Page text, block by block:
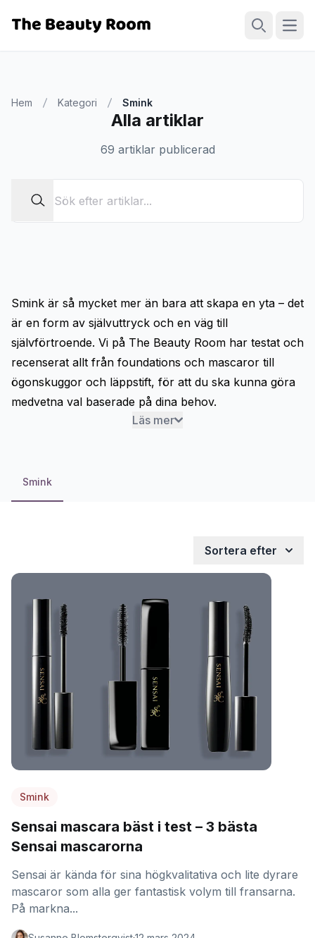
Hem Kategori Smink
Alla artiklar
69 artiklar publicerad
Smink är så mycket mer än bara att skapa en yta – det
är en form av självuttryck och en väg till
självförtroende. Vi på The Beauty Room har testat och
recenserat allt från foundations och mascaror till
ögonskuggor och läppstift, för att du ska kunna göra
medvetna val baserade på dina behov.
Läs mer
Smink
Sortera efter
Smink
Sensai mascara bäst i test – 3 bästa
Sensai mascarorna
Sensai är kända för sina högkvalitativa och lite dyrare
mascaror som alla ger fantastisk volym till fransarna.
På markna...